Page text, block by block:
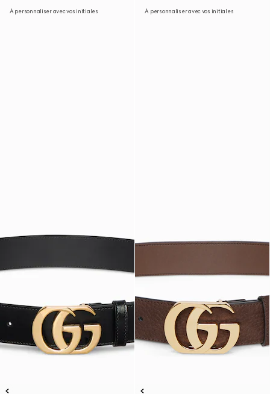
À personnaliser avec vos initiales À personnaliser avec vos initiales